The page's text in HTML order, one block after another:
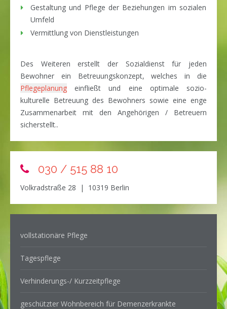
Gestaltung und Pflege der Beziehungen im sozialen
Umfeld
Vermittlung von Dienstleistungen
Des Weiteren erstellt der Sozialdienst für jeden
Bewohner ein Betreuungskonzept, welches in die
Pflegeplanung einfließt und eine optimale sozio-
kulturelle Betreuung des Bewohners sowie eine enge
Zusammenarbeit mit den Angehörigen / Betreuern
sicherstellt..
030 / 515 88 10
Volkradstraße 28 | 10319 Berlin
vollstationäre Pflege
Tagespflege
Verhinderungs-/ Kurzzeitpflege
geschützter Wohnbereich für Demenzerkrankte